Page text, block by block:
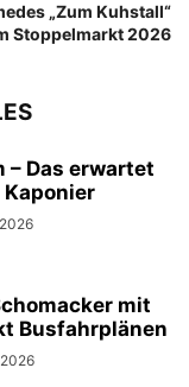
„Zum Kuhstall“
Stoppelmarkt 2026
– Das erwartet
mit
Busfahrplänen